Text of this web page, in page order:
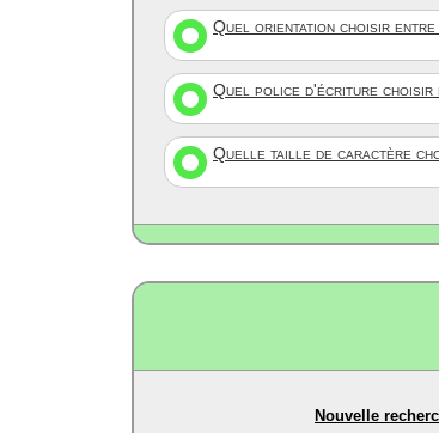
Quel orientation choisir
Quel police d'écriture choisir
Quelle taille de caractère
Nouvelle